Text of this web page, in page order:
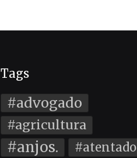
Tags
#advogado
#agricultura
#anjos. #atentado